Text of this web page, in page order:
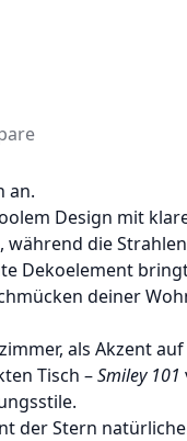
an.
Design mit
während die
Dekoelement
deiner
als Akzent
Tisch –Smiley 101
der Stern